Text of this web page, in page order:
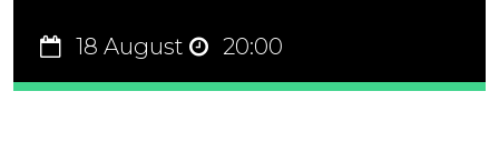
18 August 20:00